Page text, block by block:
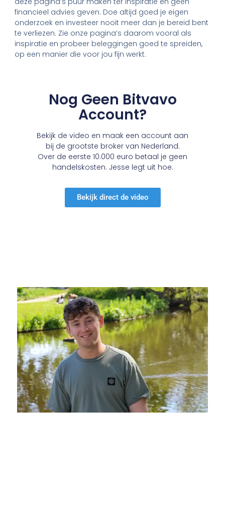
financieel advies geven. Doe altijd goed je eigen
onderzoek en investeer nooit meer dan je bereid bent
te verliezen. Zie onze pagina’s daarom vooral als
inspiratie en probeer beleggingen goed te spreiden,
op een manier die voor jou fijn werkt.
Nog Geen Bitvavo
Account?
Bekijk de video en maak een account aan
bij de grootste broker van Nederland.
Over de eerste 10.000 euro betaal je geen
handelskosten. Jesse legt uit hoe.
Bekijk direct de video